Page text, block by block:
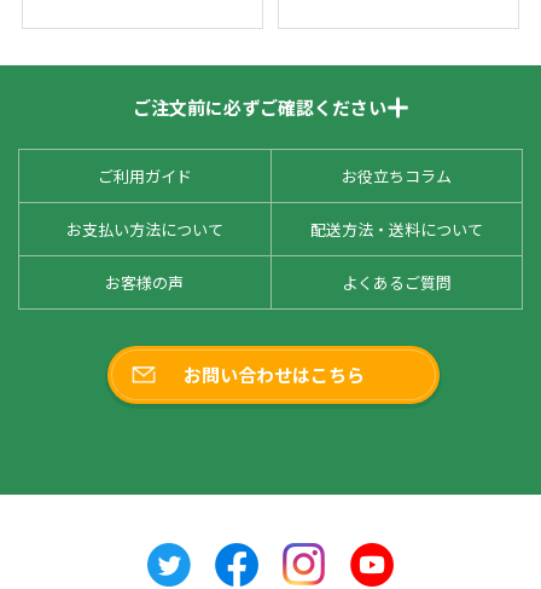
ご注文前に必ずご確認ください
ご利用ガイド お役立ちコラム
お支払い方法について 配送方法・送料について
お客様の声 よくあるご質問
お問い合わせはこちら